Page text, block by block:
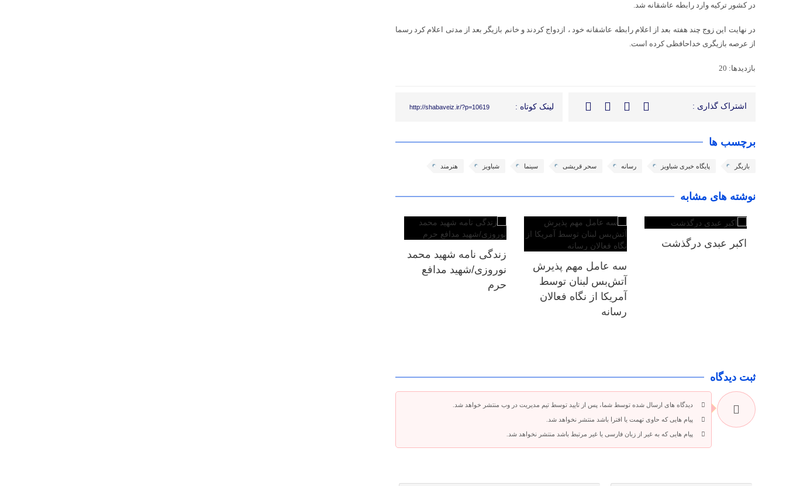
در کشور ترکیه وارد رابطه عاشقانه شد.
در نهایت این زوج چند هفته بعد از اعلام رابطه عاشقانه خود ، ازدواج کردند و خانم بازیگر بعد از مدتی اعلام کرد رسما
از عرصه بازیگری خداحافظی کرده است.
بازدیدها: 20
اشتراک گذاری : لینک کوتاه : http://shabaveiz.ir/?p=10619
برچسب ها
بازیگر پایگاه خبری شباویز رسانه سحر قریشی سینما شباویز هنرمند
نوشته های مشابه
اکبر عبدی درگذشت
سه عامل مهم پذیرش
آتش‌بس لبنان توسط
آمریکا از نگاه فعالان
رسانه
زندگی نامه شهید محمد
نوروزی/شهید مدافع
حرم
ثبت دیدگاه
دیدگاه های ارسال شده توسط شما، پس از تایید توسط تیم مدیریت در وب منتشر خواهد شد.
پیام هایی که حاوی تهمت یا افترا باشد منتشر نخواهد شد.
پیام هایی که به غیر از زبان فارسی یا غیر مرتبط باشد منتشر نخواهد شد.